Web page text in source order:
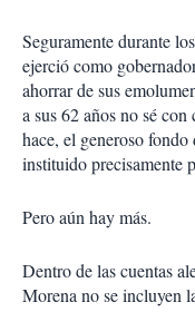
Seguramente durante
ejerció como
ahorrar de sus
a sus 62 años no sé
hace, el generoso fondo
instituido precisamente
Pero aún hay más.
Dentro de las cuentas
Morena no se incluyen